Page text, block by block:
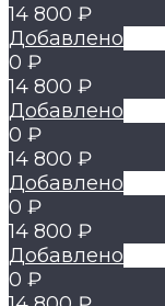
14 800 ₽
Добавлено
0 ₽
14 800 ₽
Добавлено
0 ₽
14 800 ₽
Добавлено
0 ₽
14 800 ₽
Добавлено
0 ₽